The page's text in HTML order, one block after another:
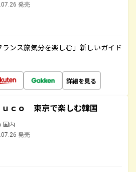
発売
ンス旅気分を楽しむ」新しいガイド
詳細を見る
ｕｃｏ 東京で楽しむ韓国
国内
発売